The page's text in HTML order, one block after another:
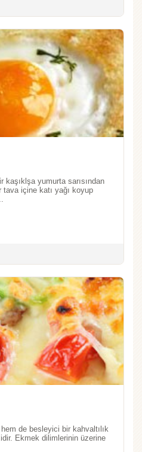
kaşıklşa yumurta sarısından
tava içine katı yağı koyup
de besleyici bir kahvaltılık
Ekmek dilimlerinin üzerine